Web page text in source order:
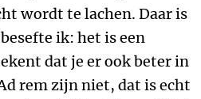
wordt te lachen. Daar is
ik: het is een
dat je er ook beter in
rem zijn niet, dat is echt